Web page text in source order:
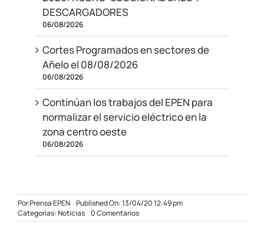
DESCARGADORES
06/08/2026
Cortes Programados en sectores de
Añelo el 08/08/2026
06/08/2026
Continúan los trabajos del EPEN para
normalizar el servicio eléctrico en la
zona centro oeste
06/08/2026
PorPrensa EPEN Published On: 13/04/20 12:49 pm
Categorías:Noticias 0 Comentarioson
El